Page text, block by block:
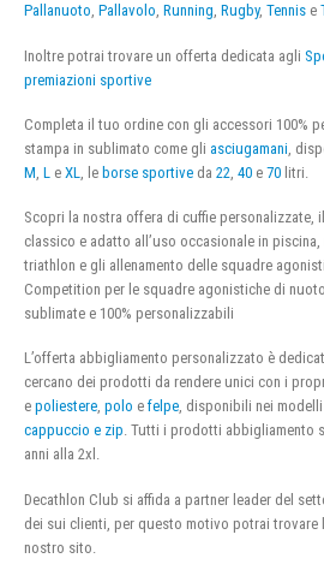
Pallanuoto, Pallavolo, Running, Rugby, Tennis e
Inoltre potrai trovare un offerta dedicata agli
premiazioni sportive
Completa il tuo ordine con gli accessori 100%
stampa in sublimato come gli asciugamani ,
M L e XL , le borse sportive da 22 40 e 70 litri.
Scopri la nostra offera di cuffie personalizzate,
classico e adatto all’uso occasionale in
triathlon e gli allenamento delle squadre
Competition per le squadre agonistiche di
sublimate e 100% personalizzabili
L’offerta abbigliamento personalizzato è
cercano dei prodotti da rendere unici con i
e poliestere, polo e felpe, disponibili nei modelli
cappuccio e zip. Tutti i prodotti abbigliamento
anni alla 2xl.
Decathlon Club si affida a partner leader del
dei sui clienti, per questo motivo potrai trovare
nostro sito.